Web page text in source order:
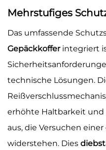
Mehrstufiges
Das umfassende
Gepäckkoffer integriert
technische Lösungen.
erhöhte Haltbarkeit
aus, die Versuchen
widerstehen. Dies